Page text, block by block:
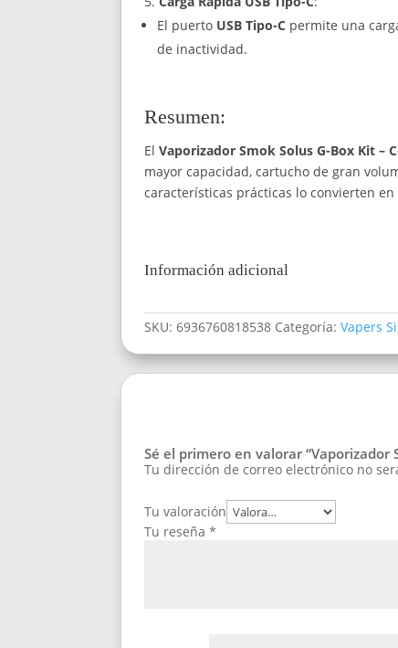
El puerto USB Tipo-C permite una
de inactividad.
Resumen:
El Vaporizador Smok Solus G-Box Kit –
mayor capacidad, cartucho de gran
características prácticas lo convierten
Información adicional
SKU: 6936760818538 Categoría: Vapers
Sé el primero en valorar “Vaporizador
Tu dirección de correo electrónico no
Tu valoración
Tu reseña *